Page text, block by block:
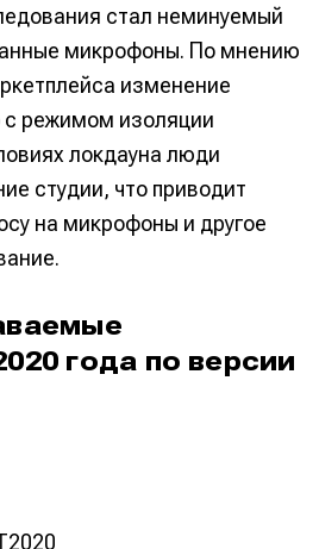
стал неминуемый
микрофоны. По мнению
изменение
с режимом изоляции
локдауна люди
студии, что приводит
на микрофоны и другое
года по версии